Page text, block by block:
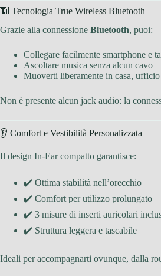
📶 Tecnologia True Wireless Bluetooth
Grazie alla connessione Bluetooth, puoi:
Collegare facilmente smartphone e
Ascoltare musica senza alcun cavo
Muoverti liberamente in casa, ufficio
Non è presente alcun jack audio: la
👂 Comfort e Vestibilità Personalizzata
Il design In-Ear compatto garantisce:
✔️ Ottima stabilità nell’orecchio
✔️ Comfort per utilizzo prolungato
✔️ 3 misure di inserti auricolari
✔️ Struttura leggera e tascabile
Ideali per accompagnarti ovunque, dalla